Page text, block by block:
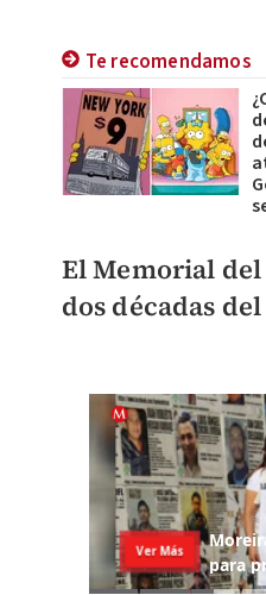
Te recomendamos
El Memorial del
dos décadas